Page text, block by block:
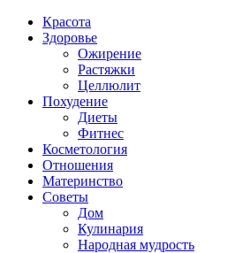
Красота
Здоровье
Ожирение
Растяжки
Целлюлит
Похудение
Диеты
Фитнес
Косметология
Отношения
Материнство
Советы
Дом
Кулинария
Народная мудрость